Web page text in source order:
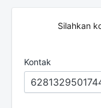
Silahkan
Kontak